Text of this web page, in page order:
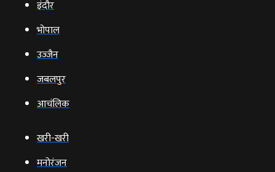
इंदौर
भोपाल
उज्‍जैन
जबलपुर
आचंलिक
खरी-खरी
मनोरंजन